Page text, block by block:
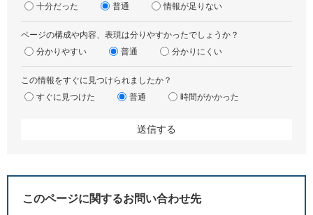
十分だった
普通 情報が足りない
ページの構成や内容、表現は分りやすかったでしょうか？
分かりやすい
普通 分かりにくい
この情報をすぐに見つけられましたか？
すぐに見つけた
普通 時間がかかった
このページに関するお問い合わせ先